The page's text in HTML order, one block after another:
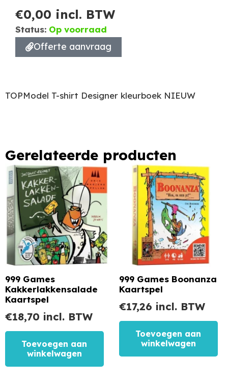
€0,00 incl. BTW
Status: Op voorraad
Offerte aanvraag
TOPModel T-shirt Designer kleurboek NIEUW
Gerelateerde producten
999 Games
Kakkerlakkensalade
Kaartspel
€18,70 incl. BTW
Toevoegen aan
winkelwagen
999 Games Boonanza
Kaartspel
€17,26 incl. BTW
Toevoegen aan
winkelwagen